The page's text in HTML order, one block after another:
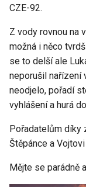
CZE-92.
Z vody rovnou na
možná i něco
se to delší ale
neporušil nařízení
neodjelo, pořadí
vyhlášení a hurá
Pořadatelům díky
Štěpánce a
Mějte se parádně